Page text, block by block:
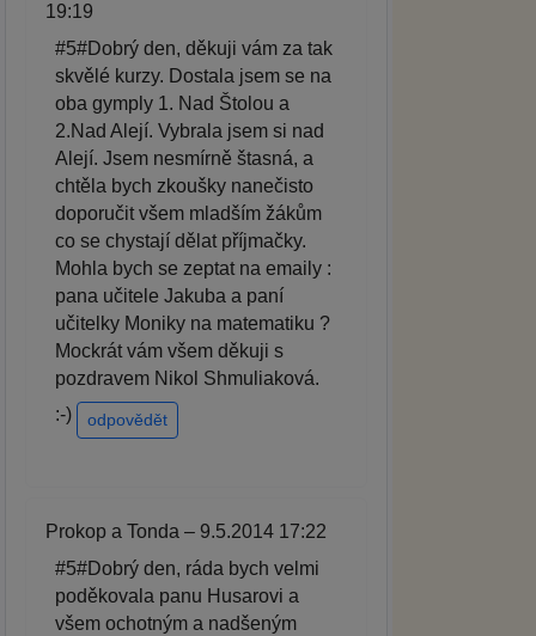
19:19
#5#Dobrý den, děkuji vám za tak
skvělé kurzy. Dostala jsem se na
oba gymply 1. Nad Štolou a
2.Nad Alejí. Vybrala jsem si nad
Alejí. Jsem nesmírně štasná, a
chtěla bych zkoušky nanečisto
doporučit všem mladším žákům
co se chystají dělat příjmačky.
Mohla bych se zeptat na emaily :
pana učitele Jakuba a paní
učitelky Moniky na matematiku ?
Mockrát vám všem děkuji s
pozdravem Nikol Shmuliaková.
:-)
odpovědět
Prokop a Tonda – 9.5.2014 17:22
#5#Dobrý den, ráda bych velmi
poděkovala panu Husarovi a
všem ochotným a nadšeným